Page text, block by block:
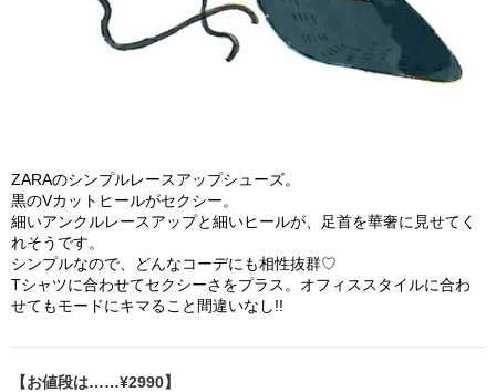
ZARAのシンプルレースアップシューズ。
黒のVカットヒールがセクシー。
細いアンクルレースアップと細いヒールが、足首を華奢に見せてく
れそうです。
シンプルなので、どんなコーデにも相性抜群♡
Tシャツに合わせてセクシーさをプラス。オフィススタイルに合わ
せてもモードにキマること間違いなし!!
【お値段は……¥2990】